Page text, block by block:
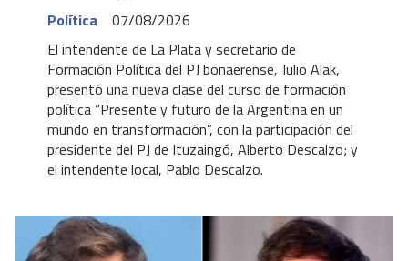
Política
07/08/2026
El intendente de La Plata y secretario de
Formación Política del PJ bonaerense, Julio Alak,
presentó una nueva clase del curso de formación
política “Presente y futuro de la Argentina en un
mundo en transformación”, con la participación del
presidente del PJ de Ituzaingó, Alberto Descalzo; y
el intendente local, Pablo Descalzo.